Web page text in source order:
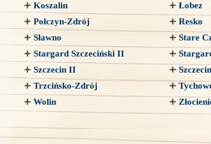
Koszalin
Łobez
Połczyn-Zdrój
Resko
Sławno
Stare
Stargard Szczeciński II
Szczecin II
Trzcińsko-Zdrój
Wolin